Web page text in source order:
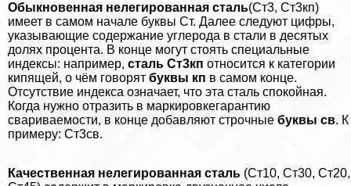
Обыкновенная нелегированная сталь(Ст3, Ст3кп)
имеет в самом начале буквы Ст. Далее следуют цифры,
указывающие содержание углерода в стали в десятых
долях процента. В конце могут стоять специальные
индексы: например, сталь Ст3кп относится к категории
кипящей, о чём говорят буквы кп в самом конце.
Отсутствие индекса означает, что эта сталь спокойная.
Когда нужно отразить в маркировкегарантию
свариваемости, в конце добавляют строчные буквы св. К
примеру: Ст3св.
Качественная нелегированная сталь (Ст10, Ст30, Ст20,